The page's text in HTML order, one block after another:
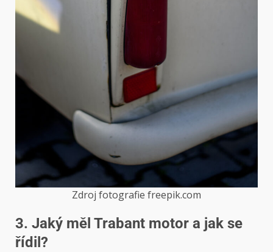
Zdroj fotografie freepik.com
3. Jaký měl Trabant motor a jak se
řídil?